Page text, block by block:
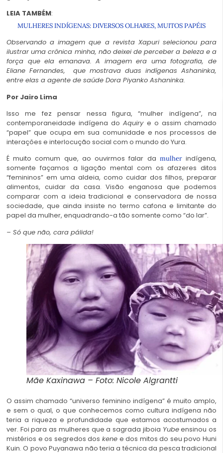
LEIA TAMBÉM:
MULHERES INDÍGENAS: DIVERSOS OLHARES, MUITOS PAPÉIS
Observando a imagem que a revista Xapuri selecionou para
ilustrar uma crônica minha, não deixei de perceber a beleza e a
força que ela emanava. A imagem era uma fotografia, de
Eliane Fernandes, que mostrava duas indígenas Ashaninka,
entre elas a agente de saúde Dora Piyanko Ashaninka.
Por Jairo Lima
Isso me fez pensar nessa figura, “mulher indígena”, na
contemporaneidade indígena doAquirye o assim chamado
“papel” que ocupa em sua comunidade e nos processos de
interações e interlocução social com o mundo do Yura.
É muito comum que, ao ouvirmos falar da mulherindígena,
somente façamos a ligação mental com os afazeres ditos
“femininos” em uma aldeia, como cuidar dos filhos, preparar
alimentos, cuidar da casa. Visão enganosa que podemos
comparar com a ideia tradicional e conservadora de nossa
sociedade, que ainda insiste no termo cafona e limitante do
papel da mulher, enquadrando-a tão somente como “do lar”.
– Só que não, cara pálida!
Mãe Kaxinawa – Foto: Nicole Algrantti
O assim chamado “universo feminino indígena” é muito amplo,
e sem o qual, o que conhecemos como cultura indígena não
teria a riqueza e profundidade que estamos acostumados a
ver. Foi para as mulheres que a sagrada jiboia Yubeensinou os
mistérios e os segredos dos kenee dos mitos do seu povo Huni
Kuin. O povo Puyanawa não teria a técnica da pesca tradicional